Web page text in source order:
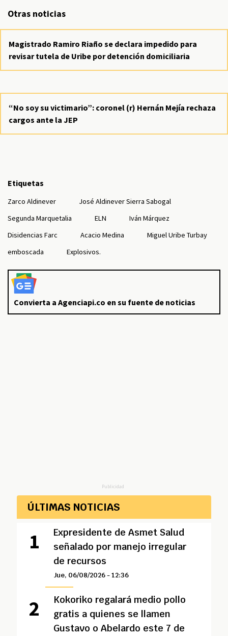
Otras noticias
Magistrado Ramiro Riaño se declara impedido para
revisar tutela de Uribe por detención domiciliaria
“No soy su victimario”: coronel (r) Hernán Mejía rechaza
cargos ante la JEP
Etiquetas
Zarco Aldinever
José Aldinever Sierra Sabogal
Segunda Marquetalia
ELN
Iván Márquez
Disidencias Farc
Acacio Medina
Miguel Uribe Turbay
emboscada
Explosivos.
Convierta a Agenciapi.co en su fuente de noticias
Publicidad
ÚLTIMAS NOTICIAS
Expresidente de Asmet Salud
señalado por manejo irregular
de recursos
Jue, 06/08/2026 - 12:36
Kokoriko regalará medio pollo
gratis a quienes se llamen
Gustavo o Abelardo este 7 de